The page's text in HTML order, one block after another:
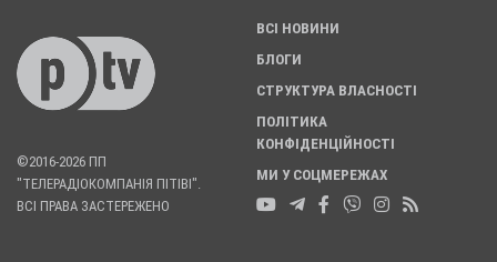
©2016-2026 ПП
"ТЕЛЕРАДІОКОМПАНІЯ ПІТІВІ".
ВСІ ПРАВА ЗАСТЕРЕЖЕНО
ВСІ НОВИНИ
БЛОГИ
СТРУКТУРА ВЛАСНОСТІ
ПОЛІТИКА
КОНФІДЕНЦІЙНОСТІ
МИ У СОЦМЕРЕЖАХ